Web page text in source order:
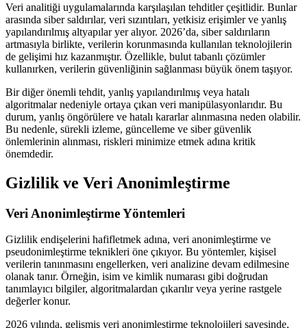
Veri analitiği uygulamalarında karşılaşılan tehditler çeşitlidir. Bunlar
arasında siber saldırılar, veri sızıntıları, yetkisiz erişimler ve yanlış
yapılandırılmış altyapılar yer alıyor. 2026’da, siber saldırıların
artmasıyla birlikte, verilerin korunmasında kullanılan teknolojilerin
de gelişimi hız kazanmıştır. Özellikle, bulut tabanlı çözümler
kullanırken, verilerin güvenliğinin sağlanması büyük önem taşıyor.
Bir diğer önemli tehdit, yanlış yapılandırılmış veya hatalı
algoritmalar nedeniyle ortaya çıkan veri manipülasyonlarıdır. Bu
durum, yanlış öngörülere ve hatalı kararlar alınmasına neden olabilir.
Bu nedenle, sürekli izleme, güncelleme ve siber güvenlik
önlemlerinin alınması, riskleri minimize etmek adına kritik
önemdedir.
Gizlilik ve Veri Anonimleştirme
Veri Anonimleştirme Yöntemleri
Gizlilik endişelerini hafifletmek adına, veri anonimleştirme ve
pseudonimleştirme teknikleri öne çıkıyor. Bu yöntemler, kişisel
verilerin tanınmasını engellerken, veri analizine devam edilmesine
olanak tanır. Örneğin, isim ve kimlik numarası gibi doğrudan
tanımlayıcı bilgiler, algoritmalardan çıkarılır veya yerine rastgele
değerler konur.
2026 yılında, gelişmiş veri anonimleştirme teknolojileri sayesinde,